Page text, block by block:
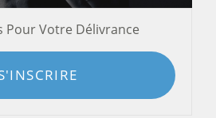
Pour Votre Délivrance